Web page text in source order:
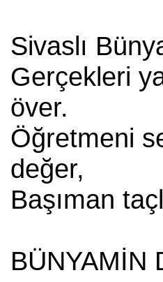
Sivaslı
Gerçekleri
över.
Öğretmeni
değer,
Başıman
BÜNYAMİN